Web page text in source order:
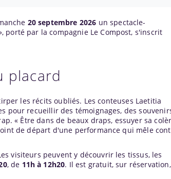
20 septembre 2026 un spectacle-
porté par la compagnie Le Compost, s'inscrit
placard
les récits oubliés. Les conteuses Laetitia
pour recueillir des témoignages, des
« Être dans de beaux draps, essuyer sa
de départ d'une performance qui mêle
visiteurs peuvent y découvrir les tissus, les
, de 11h à 12h20. Il est gratuit, sur